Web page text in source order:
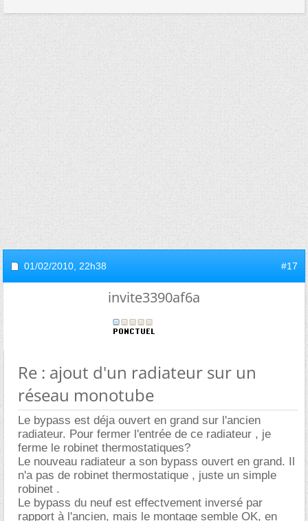
01/02/2010, 22h38 #17
invite3390af6a
Re : ajout d'un radiateur sur un
réseau monotube
Le bypass est déja ouvert en grand sur l'ancien
radiateur. Pour fermer l'entrée de ce radiateur , je
ferme le robinet thermostatiques?
Le nouveau radiateur a son bypass ouvert en grand. Il
n'a pas de robinet thermostatique , juste un simple
robinet .
Le bypass du neuf est effectvement inversé par
rapport à l'ancien, mais le montage semble OK, en